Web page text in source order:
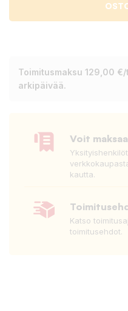
Toimitusmaksu 129,00
arkipäivää.
Voit
kautta.
Katso
toimitusehdot.